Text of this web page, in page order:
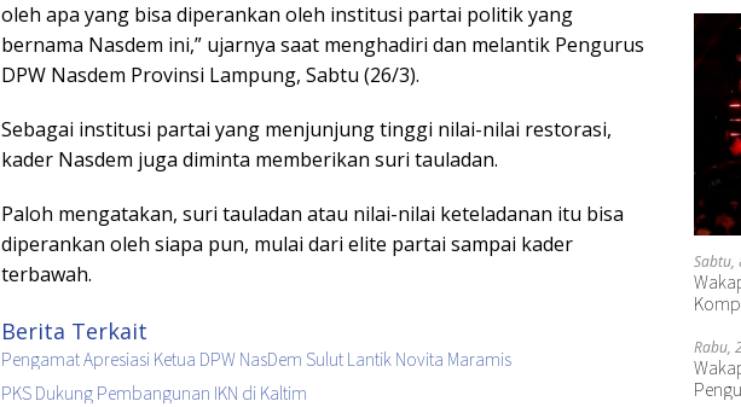
oleh apa yang bisa diperankan oleh institusi partai politik yang
bernama Nasdem ini,” ujarnya saat menghadiri dan melantik Pengurus
DPW Nasdem Provinsi Lampung, Sabtu (26/3).
Sebagai institusi partai yang menjunjung tinggi nilai-nilai restorasi,
kader Nasdem juga diminta memberikan suri tauladan.
Paloh mengatakan, suri tauladan atau nilai-nilai keteladanan itu bisa
diperankan oleh siapa pun, mulai dari elite partai sampai kader
terbawah.
Berita Terkait
Pengamat Apresiasi Ketua DPW NasDem Sulut Lantik Novita Maramis
PKS Dukung Pembangunan IKN di Kaltim
Sabtu,
Rabu,